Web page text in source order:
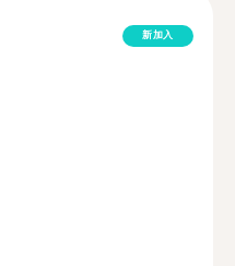
新加入